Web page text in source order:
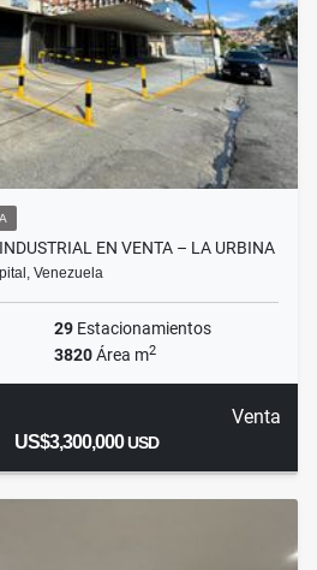
EN VENTA – LA URBINA
Venezuela
29 Estacionamientos
3820Área m2
Venta
US$3,300,000USD